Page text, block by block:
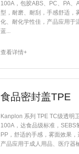
100A，包胶ABS、PC、PA、
型，耐磨、耐刮，手感舒适，
化、耐化学性佳，产品应用于
蓝...
查看详情+
食品密封盖TPE
Kanplon 系列 TPE TC级透明
100A，达食品级标准，SEBS
PP，舒适的手感，雾面效果，
产品应用于成人用品、医疗器